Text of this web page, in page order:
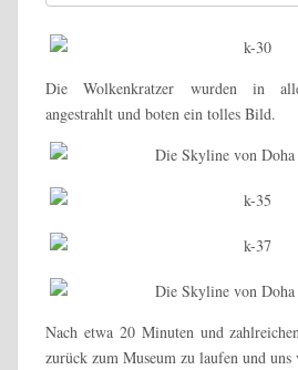
Die Wolkenkratzer wurden in
angestrahlt und boten ein tolles Bild.
Nach etwa 20 Minuten und
zurück zum Museum zu laufen und